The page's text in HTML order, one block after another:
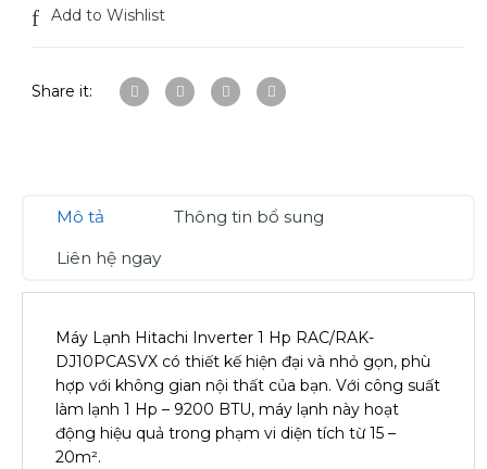
Add to Wishlist
Share it:
Mô tả
Thông tin bổ sung
Liên hệ ngay
Máy Lạnh Hitachi Inverter 1 Hp RAC/RAK-
DJ10PCASVX có thiết kế hiện đại và nhỏ gọn, phù
hợp với không gian nội thất của bạn. Với công suất
làm lạnh 1 Hp – 9200 BTU, máy lạnh này hoạt
động hiệu quả trong phạm vi diện tích từ 15 –
20m².